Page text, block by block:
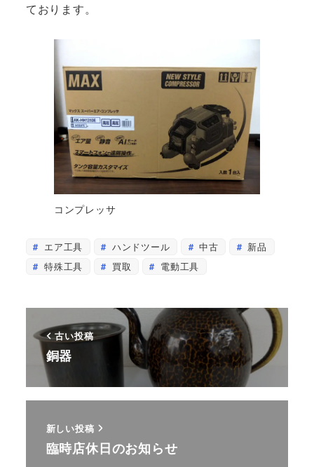
ております。
コンプレッサ
エア工具 ハンドツール 中古
新品
特殊工具
買取 電動工具
古い投稿
銅器
新しい投稿
臨時店休日のお知らせ